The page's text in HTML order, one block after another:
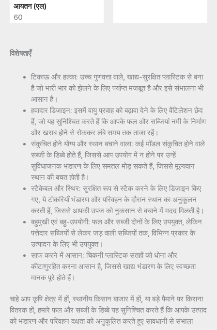
आयतन (एल)
60
विशेषताएँ
टिकाऊ और हल्का: उच्च गुणवत्ता वाले, खाद्य-सुरक्षित प्लास्टिक से बना
है जो भारी भार को झेलने के लिए पर्याप्त मजबूत है और इसे संभालना भी
आसान है।
हवादार डिजाइन: इसमें वायु प्रवाह को बढ़ावा देने के लिए वेंटिलेशन छेद
हैं, जो यह सुनिश्चित करते हैं कि आपके फल और सब्जियां नमी के निर्माण
और खराब होने से रोककर लंबे समय तक ताजा रहें।
संकुचित होने योग्य और स्थान बचाने वाला: कई मॉडल संकुचित होने वाले
सब्जी के डिब्बे होते हैं, जिससे आप उपयोग में न होने पर उन्हें
सुविधाजनक भंडारण के लिए समतल मोड़ सकते हैं, जिससे मूल्यवान
स्थान की बचत होती है।
स्टैकेबल और स्थिर: सुरक्षित रूप से स्टैक करने के लिए डिज़ाइन किए
गए, ये टोकरियाँ भंडारण और परिवहन के दौरान स्थान का अनुकूलन
करती हैं, जिससे आपकी उपज को नुकसान से बचाने में मदद मिलती है।
बहुमुखी एवं बहु-उपयोगी: फल और सब्जी दोनों के लिए उपयुक्त, लेकिन
पत्तेदार सब्जियों से लेकर जड़ वाली सब्जियों तक, विभिन्न प्रकार के
उत्पादन के लिए भी उपयुक्त।
साफ करने में आसान: चिकनी प्लास्टिक सतहों को धोना और
कीटाणुरहित करना आसान है, जिससे खाद्य भंडारण के लिए स्वच्छता
मानक पूरे होते हैं।
चाहे आप कृषि क्षेत्र में हों, स्थानीय किसान बाजार में हों, या बड़े पैमाने पर किराना
वितरक हों, हमारे फल और सब्जी के डिब्बे यह सुनिश्चित करते हैं कि आपके उत्पाद
को भंडारण और परिवहन दक्षता को अनुकूलित करते हुए सावधानी से संभाला